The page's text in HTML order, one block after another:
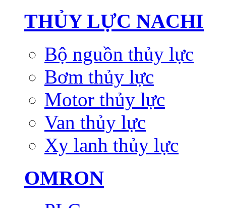
THỦY LỰC NACHI
Bộ nguồn thủy lực
Bơm thủy lực
Motor thủy lực
Van thủy lực
Xy lanh thủy lực
OMRON